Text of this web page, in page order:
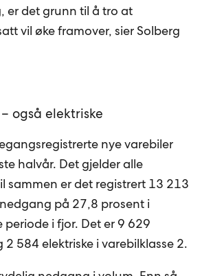
er det grunn til å tro at
vil øke framover, sier Solberg
også elektriske
nye varebiler
halvår. Det gjelder alle
sammen er det registrert 13 213
på 27,8 prosent i
i fjor. Det er 9 629
2 584 elektriske i varebilklasse 2.